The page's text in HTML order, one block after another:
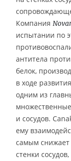
Компания
испытании по
антитела
белок,
в ходе
одним из
и сосудов.
ему
самым снижает
стенки